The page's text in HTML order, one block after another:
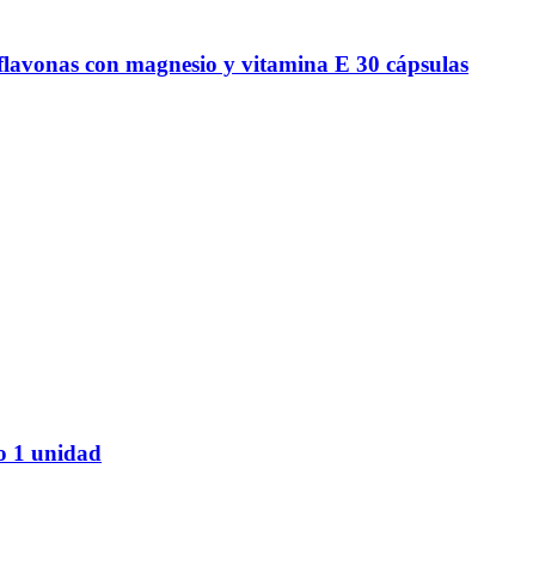
con magnesio y vitamina E 30 cápsulas
1 unidad